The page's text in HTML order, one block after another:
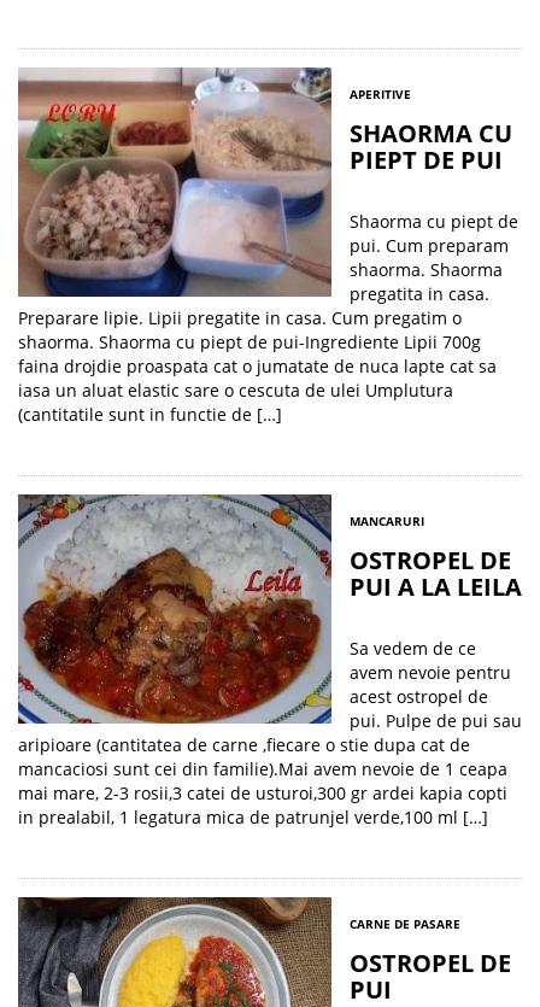
APERITIVE
SHAORMA CU
PIEPT DE PUI
Shaorma cu piept de
pui. Cum preparam
shaorma. Shaorma
pregatita in casa.
Preparare lipie. Lipii pregatite in casa. Cum pregatim o
shaorma. Shaorma cu piept de pui-Ingrediente Lipii 700g
faina drojdie proaspata cat o jumatate de nuca lapte cat sa
iasa un aluat elastic sare o cescuta de ulei Umplutura
(cantitatile sunt in functie de […]
MANCARURI
OSTROPEL DE
PUI A LA LEILA
Sa vedem de ce
avem nevoie pentru
acest ostropel de
pui. Pulpe de pui sau
aripioare (cantitatea de carne ,fiecare o stie dupa cat de
mancaciosi sunt cei din familie).Mai avem nevoie de 1 ceapa
mai mare, 2-3 rosii,3 catei de usturoi,300 gr ardei kapia copti
in prealabil, 1 legatura mica de patrunjel verde,100 ml […]
CARNE DE PASARE
OSTROPEL DE
PUI